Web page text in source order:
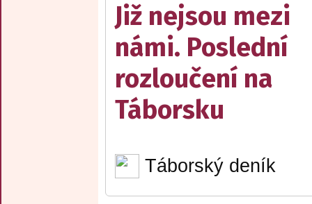
Již nejsou mezi
námi. Poslední
rozloučení na
Táborsku
Táborský deník